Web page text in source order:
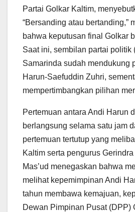
Partai Golkar Kaltim,
“Bersanding atau bertanding,”
bahwa keputusan final Golkar
Saat ini, sembilan partai politik
Samarinda sudah mendukung
Harun-Saefuddin Zuhri,
mempertimbangkan pilihan
Pertemuan antara Andi Harun
berlangsung selama satu jam
pertemuan tertutup yang
Kaltim serta pengurus
Mas’ud menegaskan bahwa
melihat kepemimpinan Andi
tahun membawa kemajuan,
Dewan Pimpinan Pusat (DPP)